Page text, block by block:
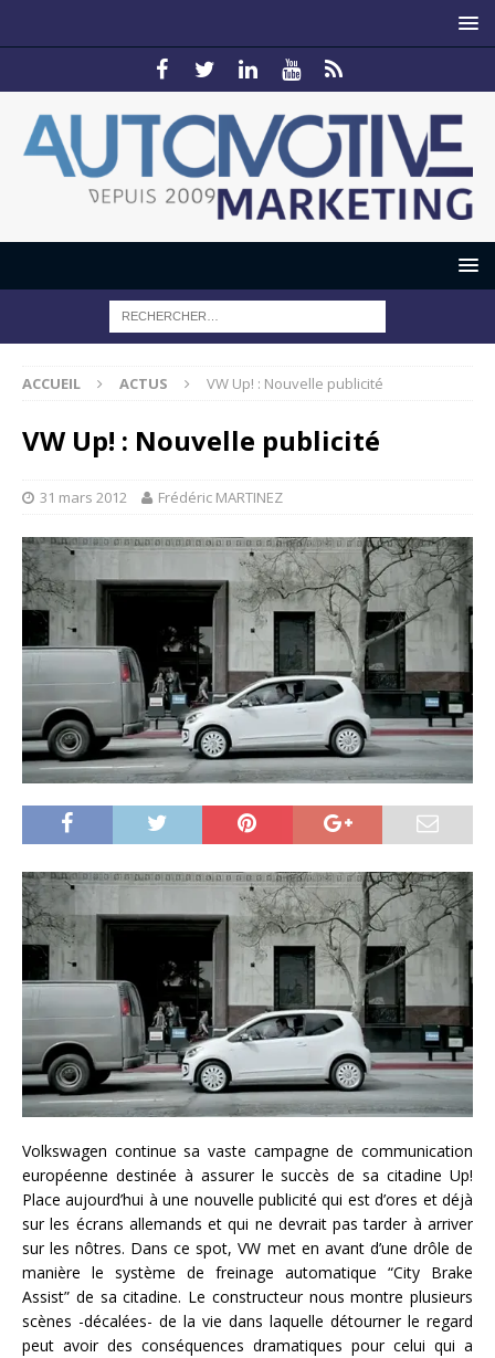
ACCUEIL ACTUS VW Up! : Nouvelle publicité
VW Up! : Nouvelle publicité
31 mars 2012 Frédéric MARTINEZ
Volkswagen continue sa vaste campagne de communication
européenne destinée à assurer le succès de sa citadine Up!
Place aujourd’hui à une nouvelle publicité qui est d’ores et déjà
sur les écrans allemands et qui ne devrait pas tarder à arriver
sur les nôtres. Dans ce spot, VW met en avant d’une drôle de
manière le système de freinage automatique “City Brake
Assist” de sa citadine. Le constructeur nous montre plusieurs
scènes -décalées- de la vie dans laquelle détourner le regard
peut avoir des conséquences dramatiques pour celui qui a